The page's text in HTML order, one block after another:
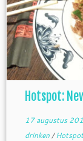
Hotspot:
17 augustus
drinken/